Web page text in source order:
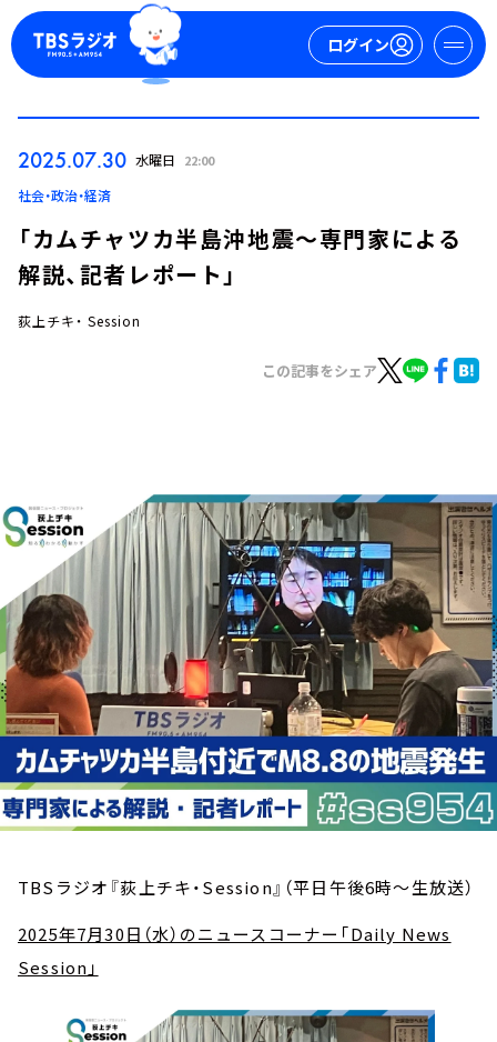
ログイン
お知らせ
イベント・グッズ
YouTube
会社情報
2025.07.30 水曜日 22:00
社会・政治・経済
「カムチャツカ半島沖地震～専門家による
解説、記者レポート」
荻上チキ・ Session
この記事をシェア
TBSラジオ『荻上チキ・Session』（平日午後6時～生放送）
2025年7月30日（水）のニュースコーナー「Daily News
Session」